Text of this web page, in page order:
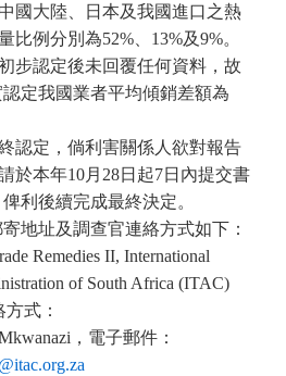
國大陸、日本及我國進口之熱
比例分別為52%、13%及9%。
步認定後未回覆任何資料，故
定我國業者平均傾銷差額為
認定，倘利害關係人欲對報告
於本年10月28日起7日內提交書
利後續完成最終決定。
地址及調查官連絡方式如下：
Remedies II, International
of South Africa (ITAC)
式：
，電子郵件：